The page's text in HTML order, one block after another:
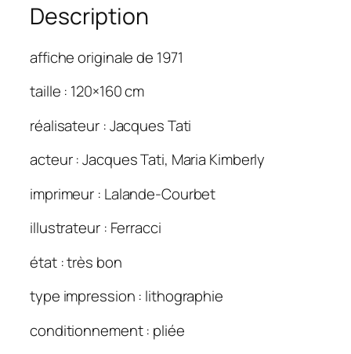
T
r
a
f
i
1
0
×
6
Description
affiche originale de 1971
taille : 120×160 cm
réalisateur : Jacques Tati
acteur : Jacques Tati, Maria Kimberly
imprimeur : Lalande-Courbet
illustrateur : Ferracci
état : très bon
type impression : lithographie
conditionnement : pliée